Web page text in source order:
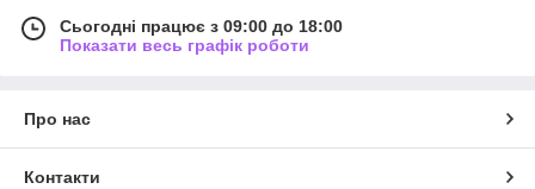
Сьогодні працює з 09:00 до 18:00
Показати весь графік роботи
Про нас
Контакти